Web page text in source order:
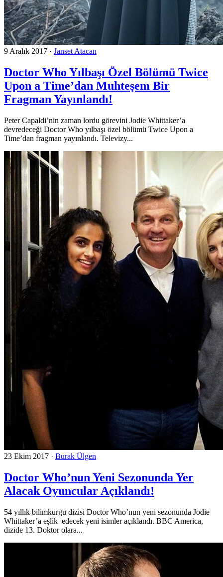
9 Aralık 2017 · Janset Atacan
Doctor Who Yılbaşı Özel Bölümü Twice
Upon a Time’dan Muhteşem Bir
Fragman Yayınlandı!
Peter Capaldi’nin zaman lordu görevini Jodie Whittaker’a
devredeceği Doctor Who yılbaşı özel bölümü Twice Upon a
Time’dan fragman yayınlandı. Televizy...
23 Ekim 2017 · Burak Ülgen
Doctor Who’nun Yeni Sezonunda Yer
Alacak Oyuncular Açıklandı!
54 yıllık bilimkurgu dizisi Doctor Who’nun yeni sezonunda Jodie
Whittaker’a eşlik edecek yeni isimler açıklandı. BBC America,
dizide 13. Doktor olara...